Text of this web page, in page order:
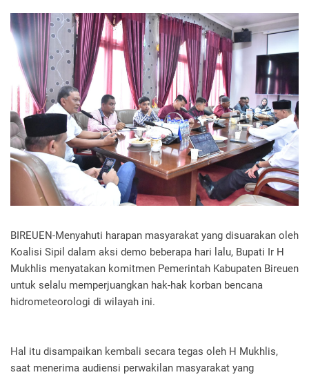
BIREUEN-Menyahuti harapan masyarakat yang disuarakan oleh
Koalisi Sipil dalam aksi demo beberapa hari lalu, Bupati Ir H
Mukhlis menyatakan komitmen Pemerintah Kabupaten Bireuen
untuk selalu memperjuangkan hak-hak korban bencana
hidrometeorologi di wilayah ini.
Hal itu disampaikan kembali secara tegas oleh H Mukhlis,
saat menerima audiensi perwakilan masyarakat yang